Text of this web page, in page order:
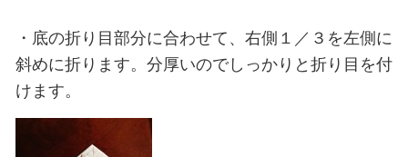
・底の折り目部分に合わせて、右側１／３を左側に
斜めに折ります。分厚いのでしっかりと折り目を付
けます。